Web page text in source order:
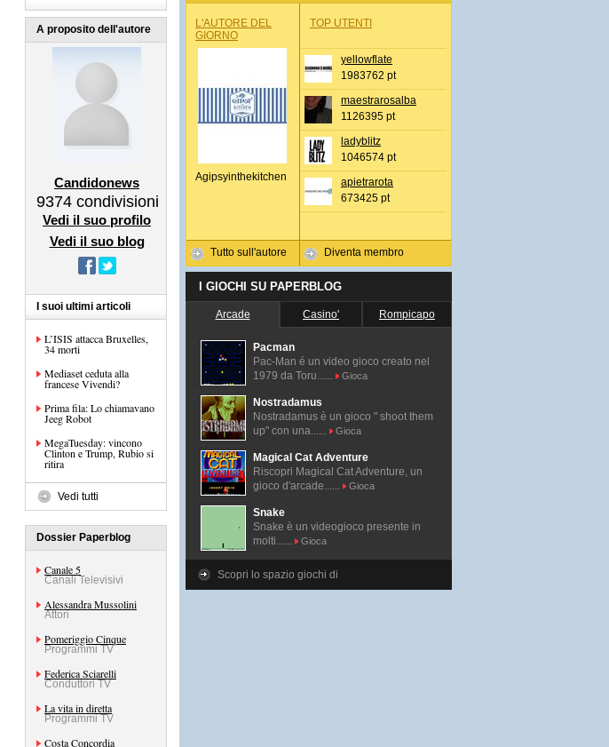
A proposito dell'autore
Candidonews
9374 condivisioni
Vedi il suo profilo
Vedi il suo blog
I suoi ultimi articoli
L’ISIS attacca Bruxelles,
34 morti
Mediaset ceduta alla
francese Vivendi?
Prima fila: Lo chiamavano
Jeeg Robot
MegaTuesday: vincono
Clinton e Trump, Rubio si
ritira
Vedi tutti
Dossier Paperblog
Canale 5
Canali Televisivi
Alessandra Mussolini
Attori
Pomeriggio Cinque
Programmi TV
Federica Sciarelli
Conduttori TV
La vita in diretta
Programmi TV
Costa Concordia
L'AUTORE DEL
GIORNO
Agipsyinthekitchen
Tutto sull'autore
TOP UTENTI
yellowflate
1983762 pt
maestrarosalba
1126395 pt
ladyblitz
1046574 pt
apietrarota
673425 pt
Diventa membro
I GIOCHI SU PAPERBLOG
Arcade Casino' Rompicapo
Pacman
Pac-Man é un video gioco creato nel
1979 da Toru......
Gioca
Nostradamus
Nostradamus è un gioco " shoot them
up" con una......
Gioca
Magical Cat Adventure
Riscopri Magical Cat Adventure, un
gioco d'arcade......
Gioca
Snake
Snake è un videogioco presente in
molti......
Gioca
Scopri lo spazio giochi di